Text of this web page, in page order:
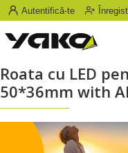
Autentifică-te
Roata cu LED
50*36mm with